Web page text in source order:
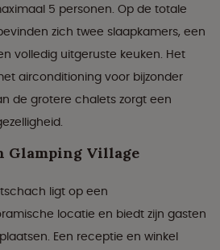
5 personen. Op de totale
zich twee slaapkamers, een
volledig uitgeruste keuken. Het
airconditioning voor bijzonder
de grotere chalets zorgt een
Glamping Village
ligt op een
locatie en biedt zijn gasten
Een receptie en winkel